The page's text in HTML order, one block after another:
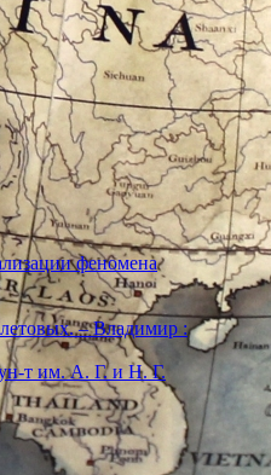
феномена
– Владимир :
т им. А. Г. и Н. Г.